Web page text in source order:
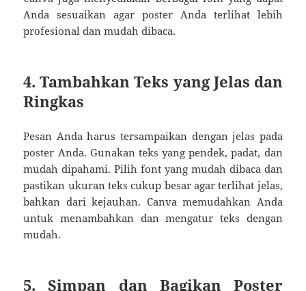
Anda sesuaikan agar poster Anda terlihat lebih
profesional dan mudah dibaca.
4. Tambahkan Teks yang Jelas dan
Ringkas
Pesan Anda harus tersampaikan dengan jelas pada
poster Anda. Gunakan teks yang pendek, padat, dan
mudah dipahami. Pilih font yang mudah dibaca dan
pastikan ukuran teks cukup besar agar terlihat jelas,
bahkan dari kejauhan. Canva memudahkan Anda
untuk menambahkan dan mengatur teks dengan
mudah.
5. Simpan dan Bagikan Poster